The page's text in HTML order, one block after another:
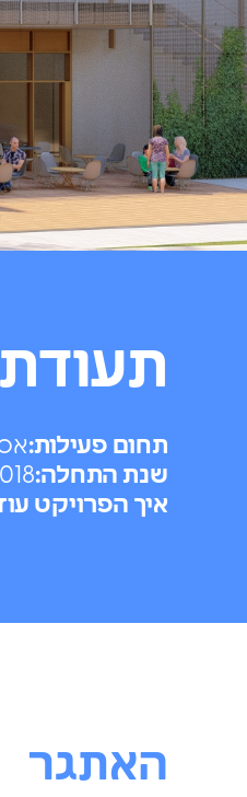
תחום פעילות:
שנת התחלה:
איך הפרויקט
האתגר